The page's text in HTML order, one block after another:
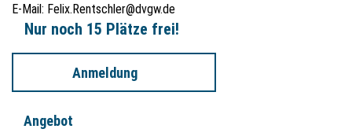
E-Mail: Felix.Rentschler@dvgw.de
Nur noch 15 Plätze frei!
Anmeldung
Angebot